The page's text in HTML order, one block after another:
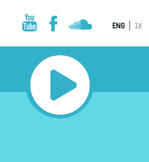
עב ENG